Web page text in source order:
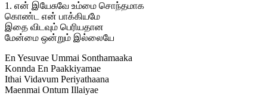
1. என் இயேசுவே உம்மை சொந்தமாக
கொண்ட என் பாக்கியமே
இதை விடவும் பெரியதான
மேன்மை ஒன்றும் இல்லையே
En Yesuvae Ummai Sonthamaaka
Konnda En Paakkiyamae
Ithai Vidavum Periyathaana
Maenmai Ontum Illaiyae